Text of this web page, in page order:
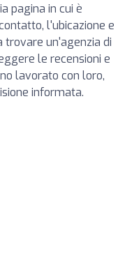
pagina in cui è
l'ubicazione e
trovare un'agenzia di
le recensioni e
lavorato con loro,
informata.